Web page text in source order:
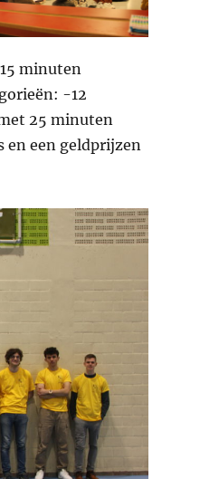
minuten
-12
25 minuten
en een geldprijzen